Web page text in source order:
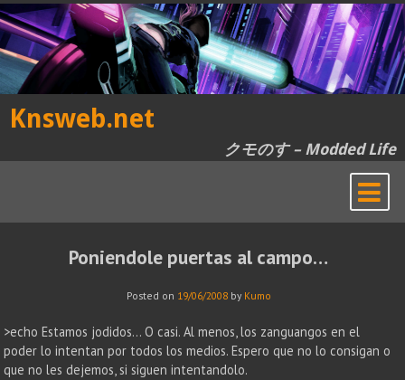
Skip
to
content
Knsweb.net
クモのす – Modded Life
Poniendole puertas al campo…
Posted on 19/06/2008by Kumo
>echo Estamos jodidos… O casi. Al menos, los zanguangos en el
poder lo intentan por todos los medios. Espero que no lo consigan o
que no les dejemos, si siguen intentandolo.